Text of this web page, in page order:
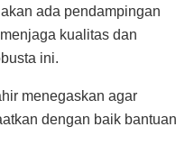
ada pendampingan
kualitas dan
ini.
menegaskan agar
dengan baik bantuan